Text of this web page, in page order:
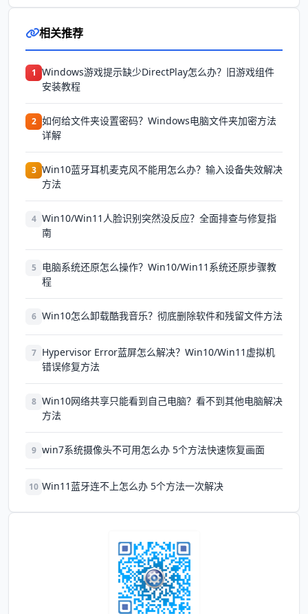
相关推荐
1 Windows游戏提示缺少DirectPlay怎么办？旧游戏组件
安装教程
2 如何给文件夹设置密码？Windows电脑文件夹加密方法
详解
3 Win10蓝牙耳机麦克风不能用怎么办？输入设备失效解决
方法
4 Win10/Win11人脸识别突然没反应？全面排查与修复指
南
5 电脑系统还原怎么操作？Win10/Win11系统还原步骤教
程
6 Win10怎么卸载酷我音乐？彻底删除软件和残留文件方法
7 Hypervisor Error蓝屏怎么解决？Win10/Win11虚拟机
错误修复方法
8 Win10网络共享只能看到自己电脑？看不到其他电脑解决
方法
9 win7系统摄像头不可用怎么办 5个方法快速恢复画面
10 Win11蓝牙连不上怎么办 5个方法一次解决